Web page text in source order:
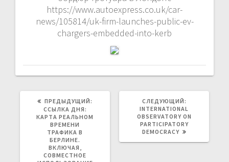
https://www.autoexpress.co.uk/car-
news/105814/uk-firm-launches-public-ev-
chargers-embedded-into-kerb
ПРЕДЫДУЩИЙ:
ССЫЛКА ДНЯ:
КАРТА РЕАЛЬНОМ
ВРЕМЕНИ
ТРАФИКА В
БЕРЛИНЕ.
ВКЛЮЧАЯ,
СОВМЕСТНОЕ
СЛЕДУЮЩИЙ:
ЗАПИСЬ:
INTERNATIONAL
OBSERVATORY ON
PARTICIPATORY
DEMOCRACY